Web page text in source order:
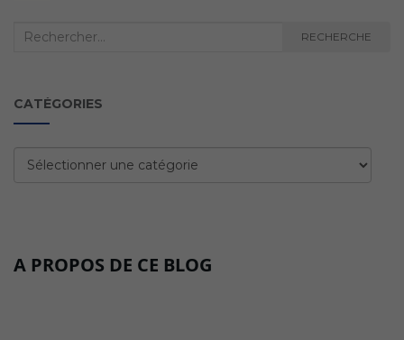
Recherche
RECHERCHE
CATÉGORIES
Catégories
A PROPOS DE CE BLOG